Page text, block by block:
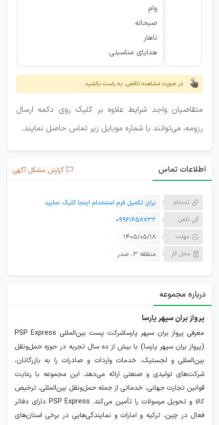
وام
صبحانه
ناهار
هدایای مناسبتی
در صورت مشاهده ناقص، به راست بکشید
متقاضیان واجد شرایط علاوه بر کلیک روی دکمه ارسال
رزومه، می‌توانند با شماره موبایل زیر تماس حاصل نمایند.
اطلاعات تماس گزارش مشکل آگهی
ثبت‌نام برای تکمیل فرم استخدام اینجا کلیک نمایید
تلفن 09961658732
مهلت ۱۴۰۵/۰۵/۱۸
محل کار منطقه ۳، صدر
درباره مجموعه
پرواز بران سپهر پارسا
معرفی پرواز بران سپهر پارساشرکت پست بین‌المللی PSP Express
(پرواز بران سپهر پارسا) با بیش از ده سال تجربه در حوزه حمل‌ونقل
بین‌المللی و لجستیک، خدمات واردات و صادرات را به بازرگانان،
شرکت‌های تولیدی و صنعتی ارائه می‌دهد. این مجموعه با رعایت
قوانین تجارت جهانی، خدماتی از جمله حمل‌ونقل بین‌المللی، ترخیص
کالا و تحویل مرسولات را تأمین می‌کند. PSP Express دارای دفاتر
فعال در چین، ترکیه و امارات و نمایندگی‌هایی در برخی استان‌های